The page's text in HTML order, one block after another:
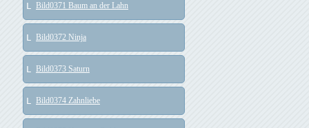
Bild0371 Baum an der Lahn
Bild0372 Ninja
Bild0373 Saturn
Bild0374 Zahnliebe